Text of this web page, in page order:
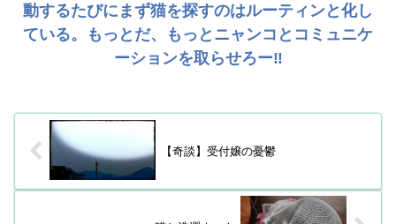
動するたびにまず猫を探すのはルーティンと化し
ている。もっとだ、もっとニャンコとコミュニケ
ーションを取らせろー‼️
【奇談】受付嬢の憂鬱